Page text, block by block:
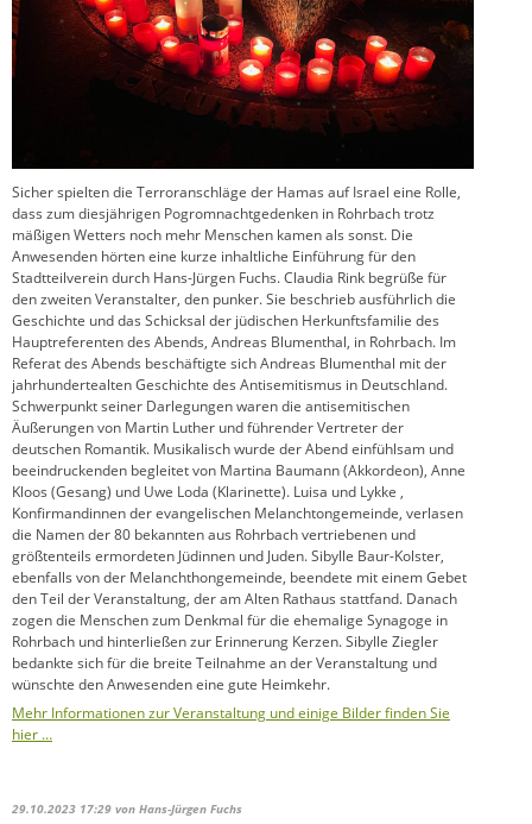
Sicher spielten die Terroranschläge der Hamas auf Israel eine Rolle,
dass zum diesjährigen Pogromnachtgedenken in Rohrbach trotz
mäßigen Wetters noch mehr Menschen kamen als sonst. Die
Anwesenden hörten eine kurze inhaltliche Einführung für den
Stadtteilverein durch Hans-Jürgen Fuchs. Claudia Rink begrüße für
den zweiten Veranstalter, den punker. Sie beschrieb ausführlich die
Geschichte und das Schicksal der jüdischen Herkunftsfamilie des
Hauptreferenten des Abends, Andreas Blumenthal, in Rohrbach. Im
Referat des Abends beschäftigte sich Andreas Blumenthal mit der
jahrhundertealten Geschichte des Antisemitismus in Deutschland.
Schwerpunkt seiner Darlegungen waren die antisemitischen
Äußerungen von Martin Luther und führender Vertreter der
deutschen Romantik. Musikalisch wurde der Abend einfühlsam und
beeindruckenden begleitet von Martina Baumann (Akkordeon), Anne
Kloos (Gesang) und Uwe Loda (Klarinette). Luisa und Lykke ,
Konfirmandinnen der evangelischen Melanchtongemeinde, verlasen
die Namen der 80 bekannten aus Rohrbach vertriebenen und
größtenteils ermordeten Jüdinnen und Juden. Sibylle Baur-Kolster,
ebenfalls von der Melanchthongemeinde, beendete mit einem Gebet
den Teil der Veranstaltung, der am Alten Rathaus stattfand. Danach
zogen die Menschen zum Denkmal für die ehemalige Synagoge in
Rohrbach und hinterließen zur Erinnerung Kerzen. Sibylle Ziegler
bedankte sich für die breite Teilnahme an der Veranstaltung und
wünschte den Anwesenden eine gute Heimkehr.
Mehr Informationen zur Veranstaltung und einige Bilder finden Sie
hier …
29.10.2023 17:29 von Hans-Jürgen Fuchs